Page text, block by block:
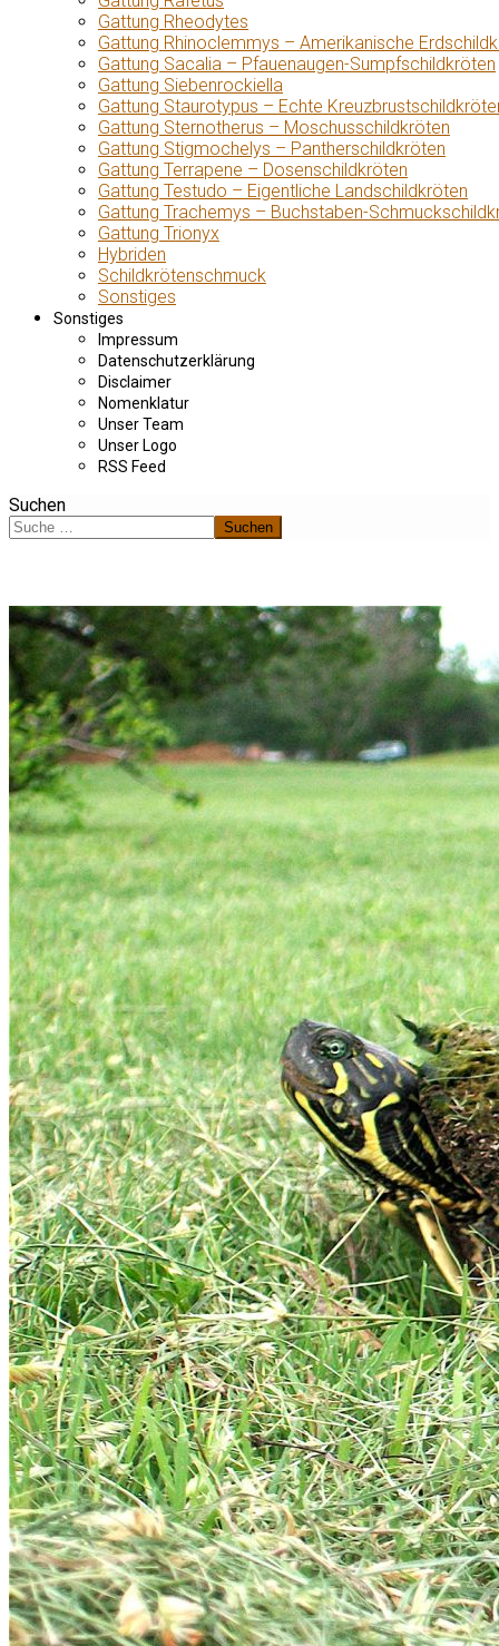
Gattung Rheodytes
Gattung Rhinoclemmys – Amerikanische
Gattung Sacalia – Pfauenaugen-Sumpfschildkröten
Gattung Siebenrockiella
Gattung Staurotypus – Echte
Gattung Sternotherus – Moschusschildkröten
Gattung Stigmochelys – Pantherschildkröten
Gattung Terrapene – Dosenschildkröten
Gattung Testudo – Eigentliche Landschildkröten
Gattung Trachemys – Buchstaben-
Gattung Trionyx
Hybriden
Schildkrötenschmuck
Sonstiges
Sonstiges
Impressum
Datenschutzerklärung
Disclaimer
Nomenklatur
Unser Team
Unser Logo
RSS Feed
Suchen
Suchen